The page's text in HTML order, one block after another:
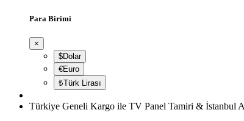
Para Birimi
×
$Dolar
€Euro
₺Türk Lirası
Türkiye Geneli Kargo ile TV Panel Tamiri & İstanbul